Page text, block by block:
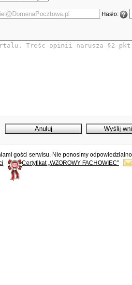
Hasło:
gości serwisu. Nie ponosimy
Certyfikat „WZOROWY FACHOWIEC”